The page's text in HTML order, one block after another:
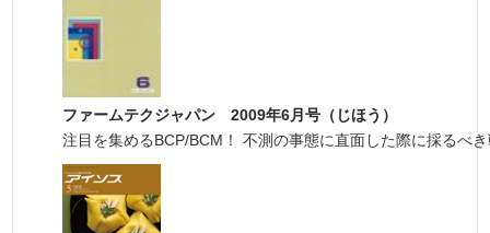
ファームテクジャパン 2009年6月号（じほう）
注目を集めるBCP/BCM！ 不測の事態に直面した際に採るべ